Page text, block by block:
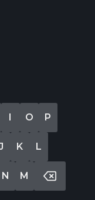
I O P
K L
N M